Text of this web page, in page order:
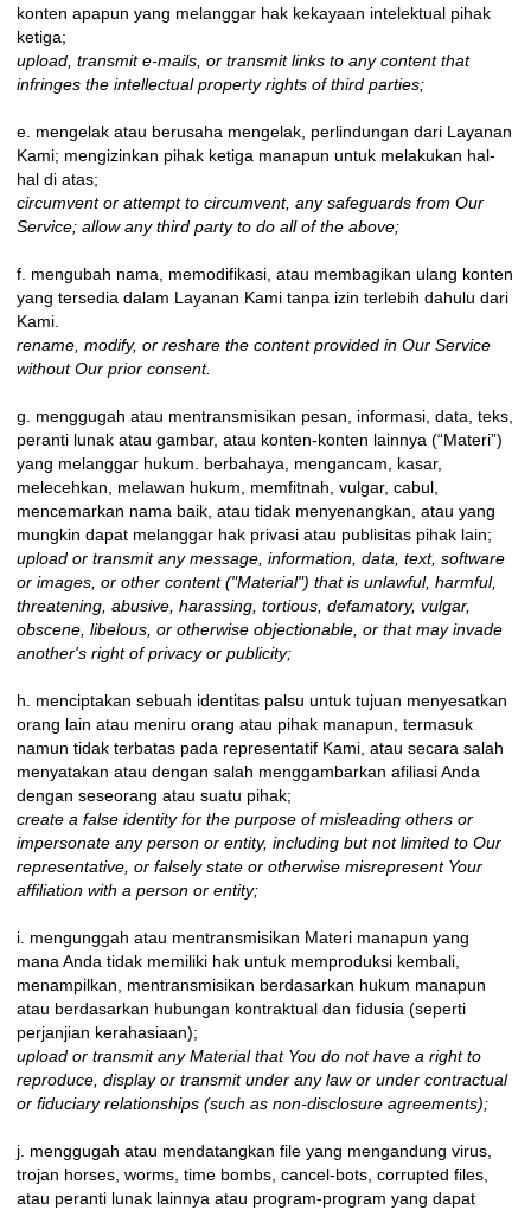
konten apapun yang melanggar hak kekayaan intelektual pihak
ketiga;
upload, transmit e-mails, or transmit links to any content that
infringes the intellectual property rights of third parties;
e. mengelak atau berusaha mengelak, perlindungan dari Layanan
Kami; mengizinkan pihak ketiga manapun untuk melakukan hal-
hal di atas;
circumvent or attempt to circumvent, any safeguards from Our
Service; allow any third party to do all of the above;
f. mengubah nama, memodifikasi, atau membagikan ulang konten
yang tersedia dalam Layanan Kami tanpa izin terlebih dahulu dari
Kami.
rename, modify, or reshare the content provided in Our Service
without Our prior consent.
g. menggugah atau mentransmisikan pesan, informasi, data, teks,
peranti lunak atau gambar, atau konten-konten lainnya (“Materi”)
yang melanggar hukum. berbahaya, mengancam, kasar,
melecehkan, melawan hukum, memfitnah, vulgar, cabul,
mencemarkan nama baik, atau tidak menyenangkan, atau yang
mungkin dapat melanggar hak privasi atau publisitas pihak lain;
upload or transmit any message, information, data, text, software
or images, or other content ("Material") that is unlawful, harmful,
threatening, abusive, harassing, tortious, defamatory, vulgar,
obscene, libelous, or otherwise objectionable, or that may invade
another's right of privacy or publicity;
h. menciptakan sebuah identitas palsu untuk tujuan menyesatkan
orang lain atau meniru orang atau pihak manapun, termasuk
namun tidak terbatas pada representatif Kami, atau secara salah
menyatakan atau dengan salah menggambarkan afiliasi Anda
dengan seseorang atau suatu pihak;
create a false identity for the purpose of misleading others or
impersonate any person or entity, including but not limited to Our
representative, or falsely state or otherwise misrepresent Your
affiliation with a person or entity;
i. mengunggah atau mentransmisikan Materi manapun yang
mana Anda tidak memiliki hak untuk memproduksi kembali,
menampilkan, mentransmisikan berdasarkan hukum manapun
atau berdasarkan hubungan kontraktual dan fidusia (seperti
perjanjian kerahasiaan);
upload or transmit any Material that You do not have a right to
reproduce, display or transmit under any law or under contractual
or fiduciary relationships (such as non-disclosure agreements);
j. menggugah atau mendatangkan file yang mengandung virus,
trojan horses, worms, time bombs, cancel-bots, corrupted files,
atau peranti lunak lainnya atau program-program yang dapat